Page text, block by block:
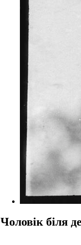
Чоловік біля